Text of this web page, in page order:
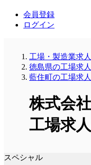
会員登録
ログイン
工場・製造業求人
徳島県の工場求人
藍住町の工場求人
株式会
工場求
スペシャル